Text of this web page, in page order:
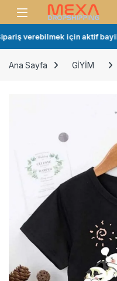
Skip to navigation
Skip to content
Open
verebilmek için aktif bayilik
Ana Sayfa GİYİM